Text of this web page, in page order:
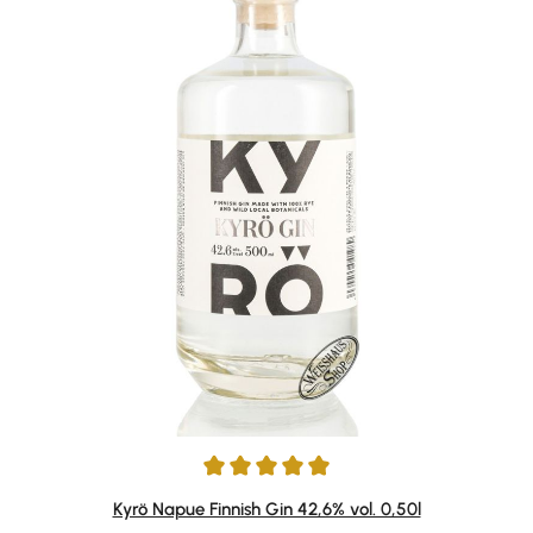
Durchschnittliche Bewertung von 5 von 5 Sternen
Kyrö Napue Finnish Gin 42,6% vol. 0,50l